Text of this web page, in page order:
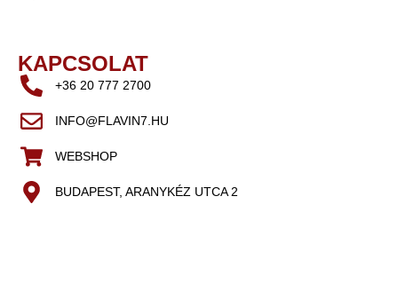
KAPCSOLAT
+36 20 777 2700
INFO@FLAVIN7.HU
WEBSHOP
BUDAPEST, ARANYKÉZ UTCA 2